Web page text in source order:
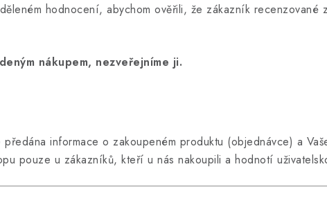
hodnocení, abychom ověřili, že zákazník
nákupem, nezveřejníme ji.
předána informace o zakoupeném produktu (objednávce) a
pouze u zákazníků, kteří u nás nakoupili a hodnotí